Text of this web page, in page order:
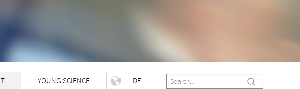
YOUNG SCIENCE DE